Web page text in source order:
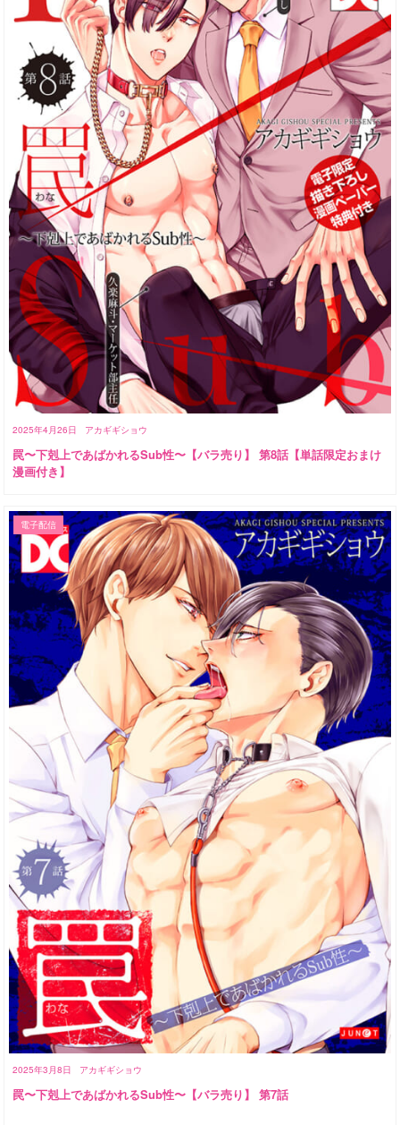
2025年4月26日 アカギギショウ
罠〜下剋上であばかれるSub性〜【バラ売り】 第8話【単話限定おまけ
漫画付き】
2025年3月8日 アカギギショウ
電子配信
罠〜下剋上であばかれるSub性〜【バラ売り】 第7話